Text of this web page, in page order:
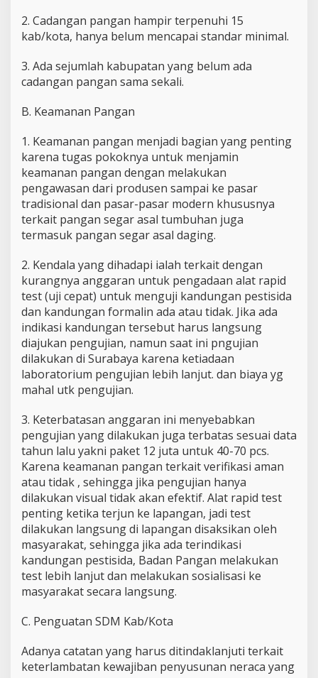
2. ⁠Cadangan pangan hampir terpenuhi 15
kab/kota, hanya belum mencapai standar minimal.
3. ⁠Ada sejumlah kabupatan yang belum ada
cadangan pangan sama sekali.
B. Keamanan Pangan
1. Keamanan pangan menjadi bagian yang penting
karena tugas pokoknya untuk menjamin
keamanan pangan dengan melakukan
pengawasan dari produsen sampai ke pasar
tradisional dan pasar-pasar modern khususnya
terkait pangan segar asal tumbuhan juga
termasuk pangan segar asal daging.
2. ⁠Kendala yang dihadapi ialah terkait dengan
kurangnya anggaran untuk pengadaan alat rapid
test (uji cepat) untuk menguji kandungan pestisida
dan kandungan formalin ada atau tidak. Jika ada
indikasi kandungan tersebut harus langsung
diajukan pengujian, namun saat ini pngujian
dilakukan di Surabaya karena ketiadaan
laboratorium pengujian lebih lanjut. dan biaya yg
mahal utk pengujian.
3. ⁠Keterbatasan anggaran ini menyebabkan
pengujian yang dilakukan juga terbatas sesuai data
tahun lalu yakni paket 12 juta untuk 40-70 pcs.
Karena keamanan pangan terkait verifikasi aman
atau tidak , sehingga jika pengujian hanya
dilakukan visual tidak akan efektif. Alat rapid test
penting ketika terjun ke lapangan, jadi test
dilakukan langsung di lapangan disaksikan oleh
masyarakat, sehingga jika ada terindikasi
kandungan pestisida, Badan Pangan melakukan
test lebih lanjut dan melakukan sosialisasi ke
masyarakat secara langsung.
C. Penguatan SDM Kab/Kota
Adanya catatan yang harus ditindaklanjuti terkait
keterlambatan kewajiban penyusunan neraca yang